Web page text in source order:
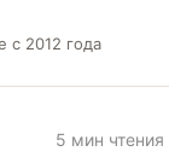
с 2012 года
5 мин чтения